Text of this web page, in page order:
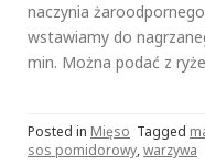
naczynia
wstawiamy do
min. Można podać z
Posted in Mięso Tagged
sos pomidorowy,warzywa